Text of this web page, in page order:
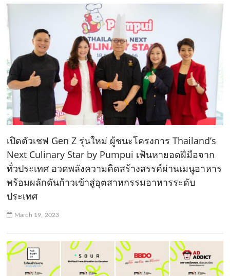
เปิดตัวเชฟ Gen Z รุ่นใหม่ ผู้ชนะโครงการ Thailand’s
Next Culinary Star by Pumpui เฟ้นหายอดฝีมือจาก
ทั่วประเทศ อวดพลังความคิดสร้างสรรค์ผ่านเมนูอาหาร
พร้อมผลักดันก้าวเข้าสู่อุตสาหกรรมอาหารระดับ
ประเทศ
March 19, 2023